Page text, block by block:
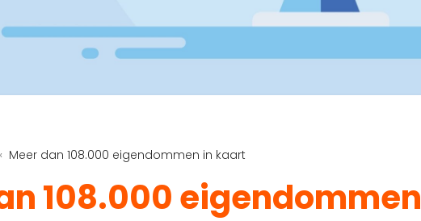
Meer dan 108.000 eigendommen in kaart
108.000 eigendommen